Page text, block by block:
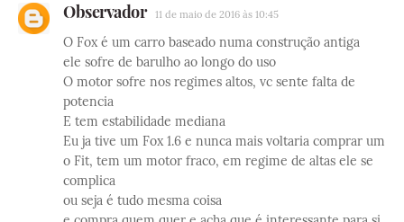
Observador 11 de maio de 2016 às 10:45
O Fox é um carro baseado numa construção antiga
ele sofre de barulho ao longo do uso
O motor sofre nos regimes altos, vc sente falta de
potencia
E tem estabilidade mediana
Eu ja tive um Fox 1.6 e nunca mais voltaria comprar um
o Fit, tem um motor fraco, em regime de altas ele se
complica
ou seja é tudo mesma coisa